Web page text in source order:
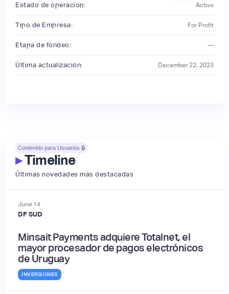
Estado de operación: Activo
Tipo de Empresa: For Profit
Etapa de fondeo: —
Última actualización: December 22, 2023
Contenido para Usuarios 🔒
▸Timeline
Últimas novedades más destacadas
June 14
DF SUD
Minsait Payments adquiere Totalnet, el
mayor procesador de pagos electrónicos
de Uruguay
INVERSIONES